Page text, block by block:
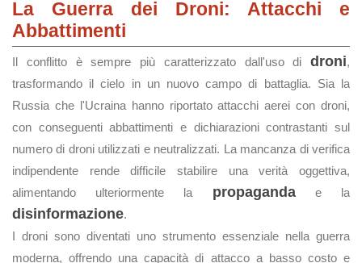
La Guerra dei Droni: Attacchi e
Abbattimenti
Il conflitto è sempre più caratterizzato dall'uso di droni,
trasformando il cielo in un nuovo campo di battaglia. Sia la
Russia che l'Ucraina hanno riportato attacchi aerei con droni,
con conseguenti abbattimenti e dichiarazioni contrastanti sul
numero di droni utilizzati e neutralizzati. La mancanza di verifica
indipendente rende difficile stabilire una verità oggettiva,
alimentando ulteriormente la propagandae la
disinformazione.
I droni sono diventati uno strumento essenziale nella guerra
moderna, offrendo una capacità di attacco a basso costo e